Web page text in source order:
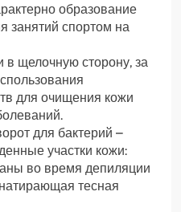
образование
занятий спортом на
в щелочную сторону, за
для очищения кожи
для бактерий –
участки кожи:
во время депиляции
тесная